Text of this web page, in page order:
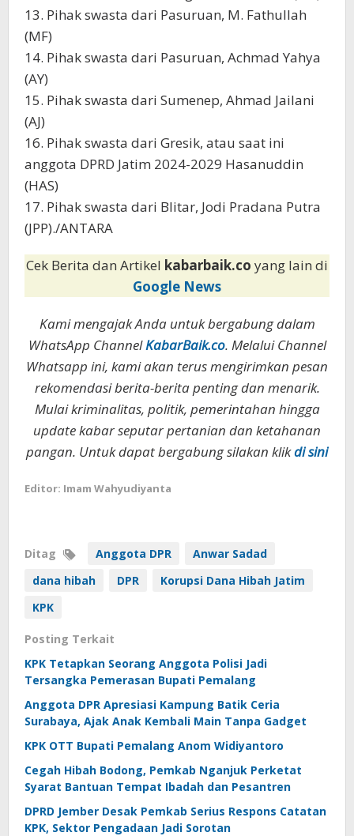
13. Pihak swasta dari Pasuruan, M. Fathullah
(MF)
14. Pihak swasta dari Pasuruan, Achmad Yahya
(AY)
15. Pihak swasta dari Sumenep, Ahmad Jailani
(AJ)
16. Pihak swasta dari Gresik, atau saat ini
anggota DPRD Jatim 2024-2029 Hasanuddin
(HAS)
17. Pihak swasta dari Blitar, Jodi Pradana Putra
(JPP)./ANTARA
Cek Berita dan Artikel kabarbaik.co yang lain di
Google News
Kami mengajak Anda untuk bergabung dalam
WhatsApp ChannelKabarBaik.co. Melalui Channel
Whatsapp ini, kami akan terus mengirimkan pesan
rekomendasi berita-berita penting dan menarik.
Mulai kriminalitas, politik, pemerintahan hingga
update kabar seputar pertanian dan ketahanan
pangan. Untuk dapat bergabung silakan klikdi sini
Editor: Imam Wahyudiyanta
Ditag Anggota DPR
Anwar Sadad
dana hibah
DPR
Korupsi Dana Hibah Jatim
KPK
Posting Terkait
KPK Tetapkan Seorang Anggota Polisi Jadi
Tersangka Pemerasan Bupati Pemalang
Anggota DPR Apresiasi Kampung Batik Ceria
Surabaya, Ajak Anak Kembali Main Tanpa Gadget
KPK OTT Bupati Pemalang Anom Widiyantoro
Cegah Hibah Bodong, Pemkab Nganjuk Perketat
Syarat Bantuan Tempat Ibadah dan Pesantren
DPRD Jember Desak Pemkab Serius Respons Catatan
KPK, Sektor Pengadaan Jadi Sorotan